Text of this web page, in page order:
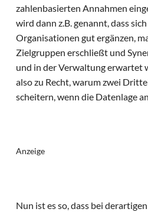
zahlenbasierten Annahmen
wird dann z.B. genannt, dass
Organisationen gut ergänzen,
Zielgruppen erschließt und
und in der Verwaltung erwartet
also zu Recht, warum zwei
scheitern, wenn die Datenlage
Anzeige
Nun ist es so, dass bei